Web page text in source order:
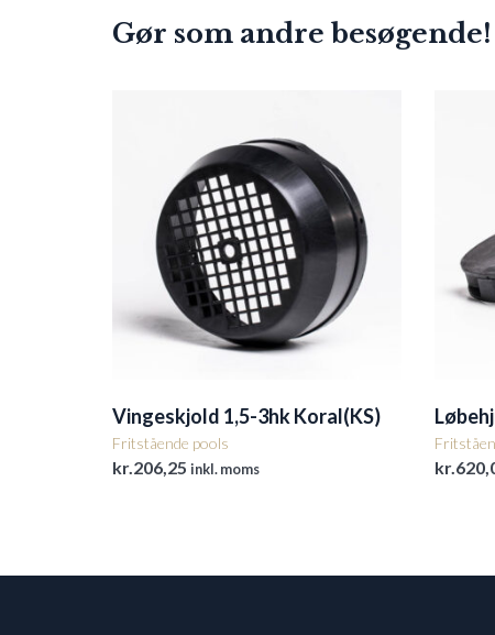
Gør som andre
Vingeskjold 1,5-3hk Koral(KS)
Fritstående pools
kr.206,25 inkl. moms kr.